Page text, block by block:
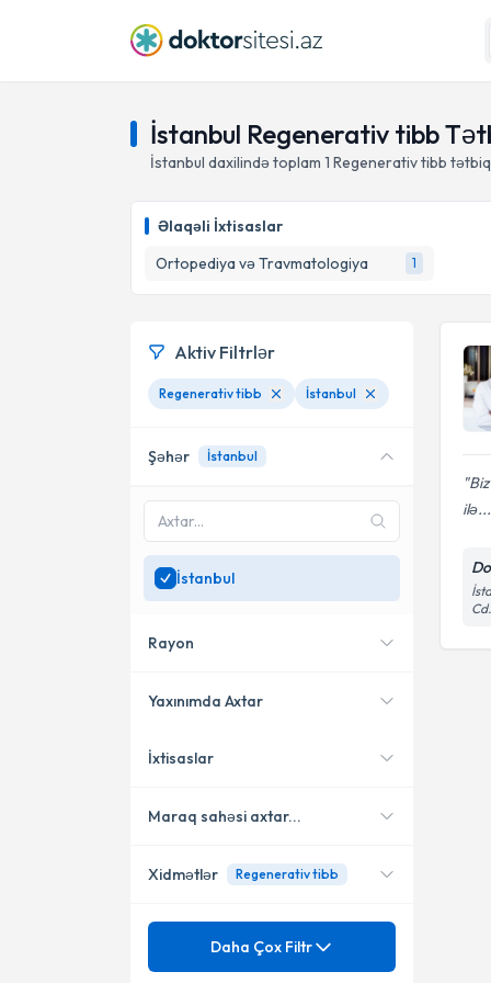
İstanbul Regenerativ tibb
İstanbul daxilində toplam 1 Regenerativ tibb tətbiq
Əlaqəli İxtisaslar
Ortopediya və Travmatologiya
1
ilə...
Aktiv Filtrlər
Regenerativ tibb İstanbul
Şəhər İstanbul
İstanbul
Rayon
Bakırköy
Yaxınımda Axtar
Yerləşməmə yaxın
İxtisaslar
Ortopediya və Travmatologiya
Maraq sahəsi axtar...
Çiyin sıxışma sindromu
Xidmətlər Regenerativ tibb
Məzuniyyət
Daha Çox Filtr